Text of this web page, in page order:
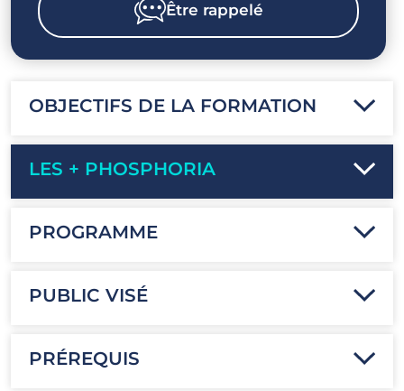
Être rappelé
OBJECTIFS DE LA FORMATION
LES + PHOSPHORIA
PROGRAMME
PUBLIC VISÉ
PRÉREQUIS